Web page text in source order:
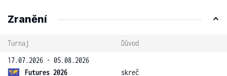
Zranění
Turnaj
Důvod
17.07.2026 - 05.08.2026
Futures 2026
skreč